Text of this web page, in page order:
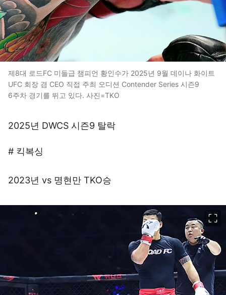
제8대 로드FC 미들급 챔피언 황인수가 2025년 9월 데이나 화이트
UFC 회장 겸 CEO 직접 주최 오디션 Contender Series 시즌9
6주차 경기를 뛰고 있다. 사진=TKO
2025년 DWCS 시즌9 탈락
# 킥복싱
2023년 vs 명현만 TKO승